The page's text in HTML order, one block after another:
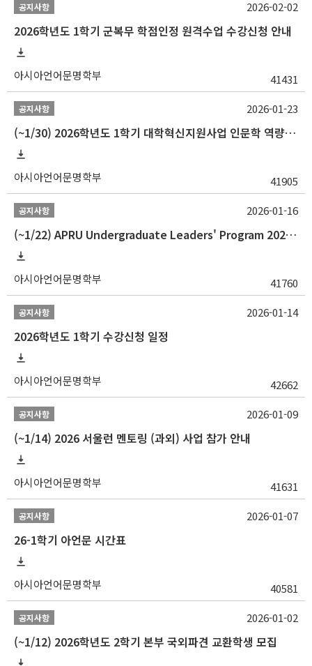
공지사항
2026학년도 1학기 군복무 학점인정 원격수업 수강신청 안내
아시아언어문명학부 41431
2026-02-02
공지사항
(~1/30) 2026학년도 1학기 대학혁신지원사업 인문학 역량강화 학업지원금 지원 선발 안내(학·석·박사)
아시아언어문명학부 41905
2026-01-23
공지사항
(~1/22) APRU Undergraduate Leaders' Program 2026 프로그램 참가자 모집
아시아언어문명학부 41760
2026-01-16
공지사항
2026학년도 1학기 수강신청 일정
아시아언어문명학부 42662
2026-01-14
공지사항
(~1/14) 2026 서울런 멘토링 (과외) 사업 참가 안내
아시아언어문명학부 41631
2026-01-09
공지사항
26-1학기 아언문 시간표
아시아언어문명학부 40581
2026-01-07
공지사항
(~1/12) 2026학년도 2학기 본부 국외파견 교환학생 모집
2026-01-02